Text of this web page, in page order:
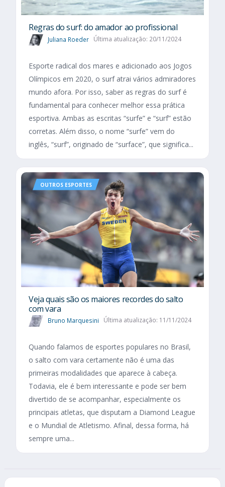
Regras do surf: do amador ao profissional
Juliana Roeder Última atualização: 20/11/2024
Esporte radical dos mares e adicionado aos Jogos
Olímpicos em 2020, o surf atrai vários admiradores
mundo afora. Por isso, saber as regras do surf é
fundamental para conhecer melhor essa prática
esportiva. Ambas as escritas “surfe” e “surf” estão
corretas. Além disso, o nome “surfe” vem do
inglês, “surf”, originado de “surface”, que significa...
OUTROS ESPORTES
Veja quais são os maiores recordes do salto
com vara
Bruno Marquesini Última atualização: 11/11/2024
Quando falamos de esportes populares no Brasil,
o salto com vara certamente não é uma das
primeiras modalidades que aparece à cabeça.
Todavia, ele é bem interessante e pode ser bem
divertido de se acompanhar, especialmente os
principais atletas, que disputam a Diamond League
e o Mundial de Atletismo. Afinal, dessa forma, há
sempre uma...